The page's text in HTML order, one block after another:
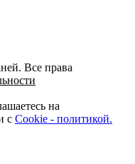
Все права
на
с Cookie - политикой.